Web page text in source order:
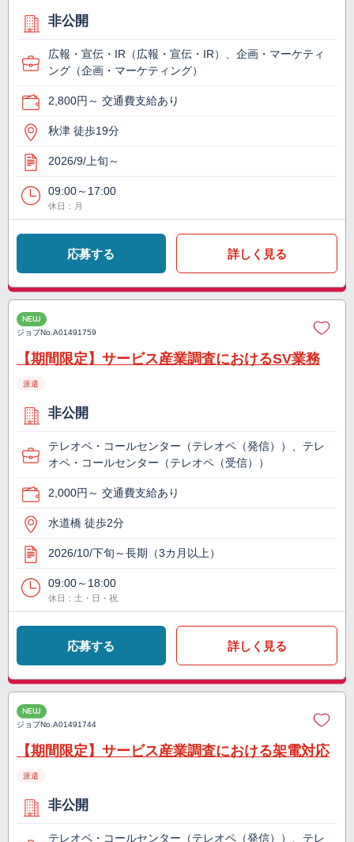
非公開
広報・宣伝・IR（広報・宣伝・IR）、企画・マーケティ
ング（企画・マーケティング）
2,800円～ 交通費支給あり
秋津 徒歩19分
2026/9/上旬～
09:00～17:00
休日：月
応募する 詳しく見る
NEW
ジョブNo.A01491759
【期間限定】サービス産業調査におけるSV業務
派遣
非公開
テレオペ・コールセンター（テレオペ（発信））、テレ
オペ・コールセンター（テレオペ（受信））
2,000円～ 交通費支給あり
水道橋 徒歩2分
2026/10/下旬～長期（3カ月以上）
09:00～18:00
休日：土・日・祝
応募する 詳しく見る
NEW
ジョブNo.A01491744
【期間限定】サービス産業調査における架電対応
派遣
非公開
テレオペ・コールセンター（テレオペ（発信））、テレ